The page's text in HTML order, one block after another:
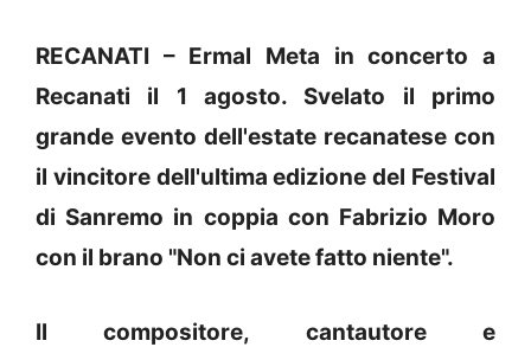
RECANATI – Ermal Meta in concerto a
Recanati il 1 agosto. Svelato il primo
grande evento dell'estate recanatese con
il vincitore dell'ultima edizione del Festival
di Sanremo in coppia con Fabrizio Moro
con il brano "Non ci avete fatto niente".
Il compositore, cantautore e